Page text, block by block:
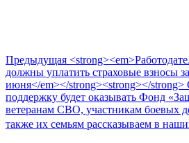
Предыдущая
должны уплатить страховые взносы
июня</em></strong><strong></strong>
поддержку будет оказывать Фонд
ветеранам СВО, участникам боевых
также их семьям рассказываем в